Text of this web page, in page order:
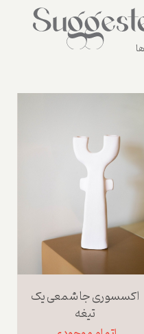
اکسسوری جا شمعی یک
تیغه